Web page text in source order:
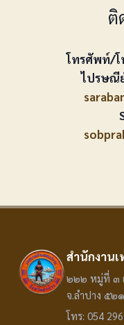
ติ
โทรศัพท์/
ไปรษณี
สำนักงาน
๒๒๒ หมู่ที่ ๓
จ.ลำปาง ๕๒
โทร: 054